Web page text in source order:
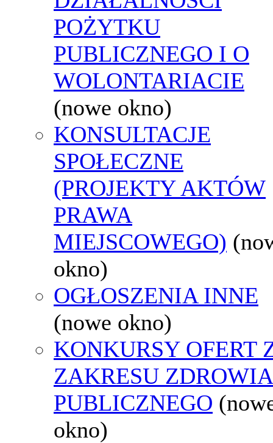
POŻYTKU
PUBLICZNEGO I O
WOLONTARIACIE
(nowe okno)
KONSULTACJE
SPOŁECZNE
(PROJEKTY AKTÓW
PRAWA
MIEJSCOWEGO)
okno)
OGŁOSZENIA INNE
(nowe okno)
KONKURSY OFERT
ZAKRESU ZDROWIA
PUBLICZNEGO
okno)